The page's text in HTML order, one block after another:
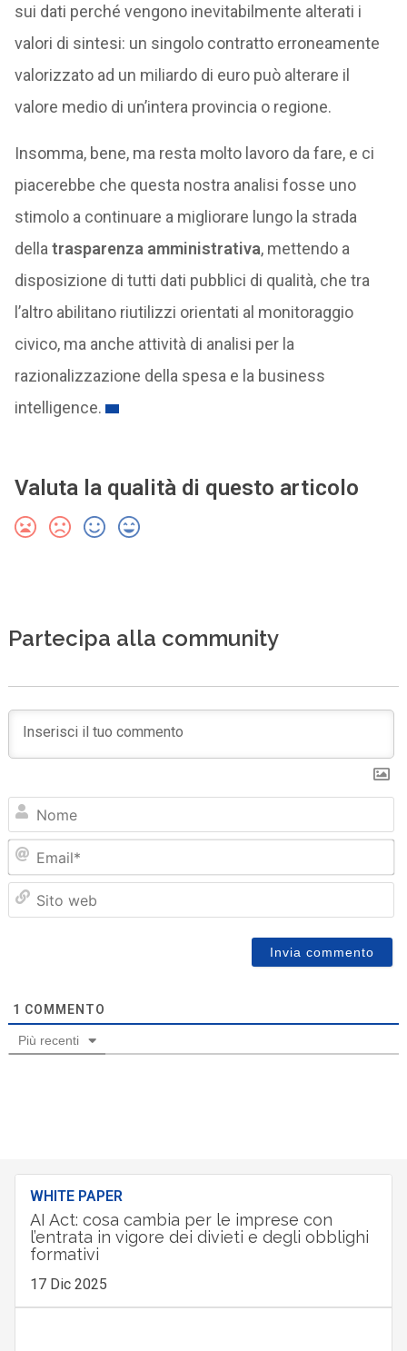
sui dati perché vengono inevitabilmente alterati i
valori di sintesi: un singolo contratto erroneamente
valorizzato ad un miliardo di euro può alterare il
valore medio di un’intera provincia o regione.
Insomma, bene, ma resta molto lavoro da fare, e ci
piacerebbe che questa nostra analisi fosse uno
stimolo a continuare a migliorare lungo la strada
dellatrasparenza amministrativa, mettendo a
disposizione di tutti dati pubblici di qualità, che tra
l’altro abilitano riutilizzi orientati al monitoraggio
civico, ma anche attività di analisi per la
razionalizzazione della spesa e la business
intelligence.
Valuta la qualità di questo articolo
Partecipa alla community
1 COMMENTO
Più recenti
WHITE PAPER
AI Act: cosa cambia per le imprese con
l’entrata in vigore dei divieti e degli obblighi
formativi
17 Dic 2025